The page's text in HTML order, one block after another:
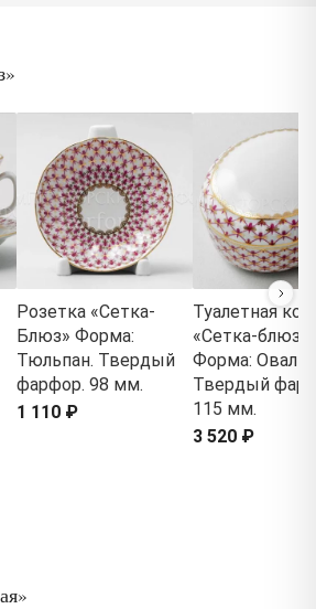
Розетка «Сетка-
Блюз» Форма:
Тюльпан. Твердый
фарфор. 98 мм.
1 110 ₽
Туалетная
«Сетка-блюз
Форма:
Твердый
115 мм.
3 520 ₽